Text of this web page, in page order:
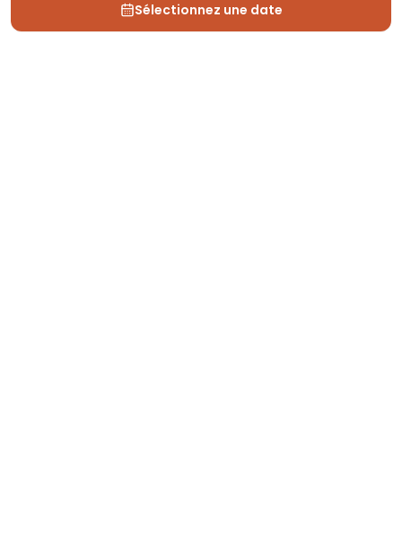
Sélectionnez une date